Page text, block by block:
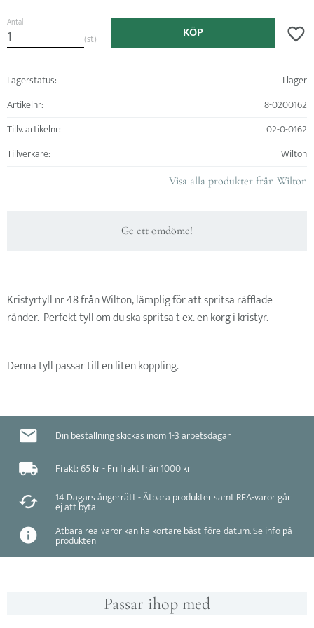
Antal
st KÖP
Lagerstatus
I lager
Artikelnr
8-0200162
Tillv. artikelnr
02-0-0162
Tillverkare
Wilton
Visa alla produkter från Wilton
Ge ett omdöme!
Kristyrtyll nr 48 från Wilton, lämplig för att spritsa räfflade
ränder. Perfekt tyll om du ska spritsa t ex. en korg i kristyr.
Denna tyll passar till en liten koppling.
Din beställning skickas inom 1-3 arbetsdagar
Frakt: 65 kr - Fri frakt från 1000 kr
14 Dagars ångerrätt - Ätbara produkter samt REA-varor går
ej att byta
Ätbara rea-varor kan ha kortare bäst-före-datum. Se info på
produkten
Passar ihop med